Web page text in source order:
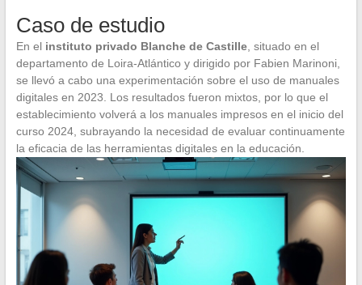
Caso de estudio
En el instituto privado Blanche de Castille, situado en el
departamento de Loira-Atlántico y dirigido por Fabien Marinoni,
se llevó a cabo una experimentación sobre el uso de manuales
digitales en 2023. Los resultados fueron mixtos, por lo que el
establecimiento volverá a los manuales impresos en el inicio del
curso 2024, subrayando la necesidad de evaluar continuamente
la eficacia de las herramientas digitales en la educación.